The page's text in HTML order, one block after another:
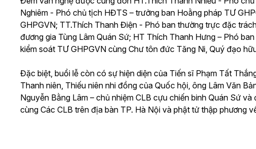
Nghiêm - Phó chủ tịch HĐTS – trưởng ban Hoằng pháp TƯ
GHPGVN; TT.Thích Thanh Điện - Phó ban thường trực đặc
đương gia Tùng Lâm Quán Sứ; HT Thích Thanh Hưng – Phó
kiểm soát TƯ GHPGVN cùng Chư tôn đức Tăng Ni, Quý đạo
Đặc biệt, buổi lễ còn có sự hiện diện của Tiến sĩ Phạm Tất
Thanh niên, Thiếu niên nhi đồng của Quốc hội, ông Lâm Văn
Nguyễn Bằng Lâm – chủ nhiệm CLB cựu chiến binh Quán Sứ
cùng Các CLB trên địa bàn TP. Hà Nội và phật tử thập phương